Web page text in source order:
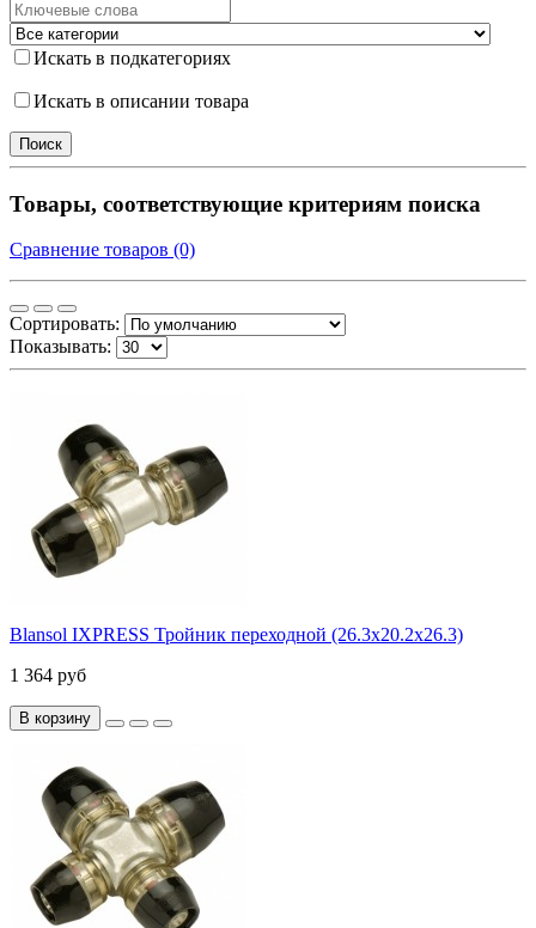
Искать в подкатегориях
Искать в описании товара
Товары, соответствующие критериям поиска
Сравнение товаров (0)
Сортировать:
Показывать:
Blansol IXPRESS Тройник переходной (26.3х20.2х26.3)
1 364 руб
В корзину